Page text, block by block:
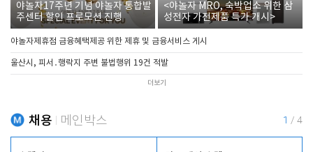
야놀자17주년 기념 야놀자 통합발
주센터 할인 프로모션 진행
<야놀자 MRO, 숙박업소 위한 삼
성전자 가전제품 특가 개시>
야놀자제휴점 금융혜택제공 위한 제휴 및 금융서비스 게시
울산시, 피서․행락지 주변 불법행위 19건 적발
더보기
채용 메인박스 1 / 4